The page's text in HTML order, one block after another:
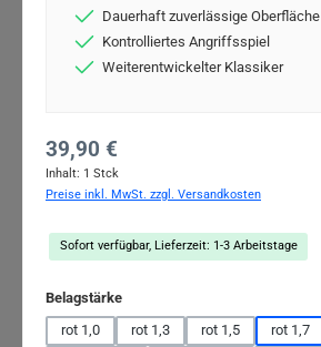
Dauerhaft zuverlässige Oberfläche
Kontrolliertes Angriffsspiel
Weiterentwickelter Klassiker
Regulärer Preis:
39,90 €
Inhalt: 1 Stck
Preise inkl. MwSt. zzgl. Versandkosten
Sofort verfügbar, Lieferzeit: 1-3 Arbeitstage
Belagstärkeauswählen
rot 1,0
rot 1,3 rot 1,5 rot 1,7